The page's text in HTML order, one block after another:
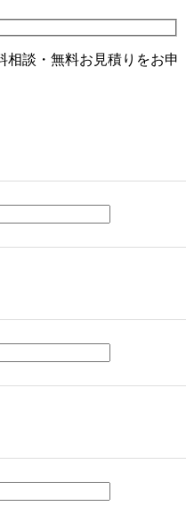
相談・無料お見積りをお申